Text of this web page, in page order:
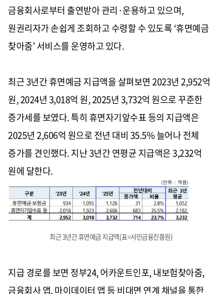
금융회사로부터 출연받아 관리·운용하고 있으며,
원권리자가 손쉽게 조회하고 수령할 수 있도록 ‘휴면예금
찾아줌’ 서비스를 운영하고 있다.
최근 3년간 휴면예금 지급액을 살펴보면 2023년 2,952억
원, 2024년 3,018억 원, 2025년 3,732억 원으로 꾸준한
증가세를 보였다. 특히 휴면자기앞수표 등의 지급액은
2025년 2,606억 원으로 전년 대비 35.5% 늘어나 전체
증가를 견인했다. 지난 3년간 연평균 지급액은 3,232억
원에 달한다.
최근 3년간 휴면예금 지급액(표=서민금융진흥원)
지급 경로를 보면 정부24, 어카운트인포, 내보험찾아줌,
금융회사 앱, 마이데이터 앱 등 비대면 연계 채널을 통한